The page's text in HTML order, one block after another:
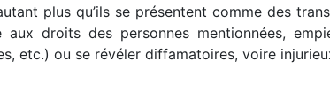
plus qu’ils se présentent comme des
aux droits des personnes mentionnées,
etc.) ou se révéler diffamatoires, voire